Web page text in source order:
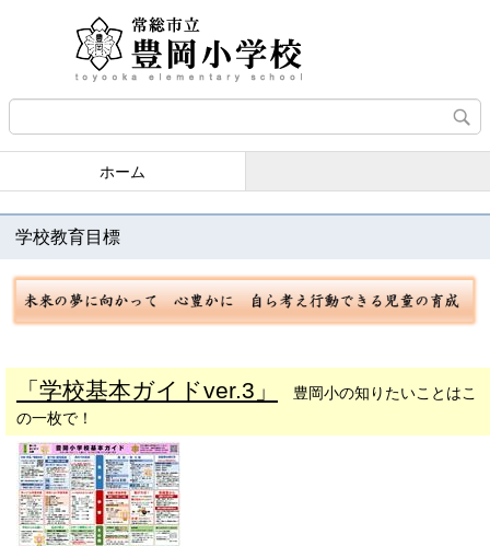
ホーム
学校教育目標
「学校基本ガイドver.3」
豊岡小の知りたいことはこ
の一枚で！